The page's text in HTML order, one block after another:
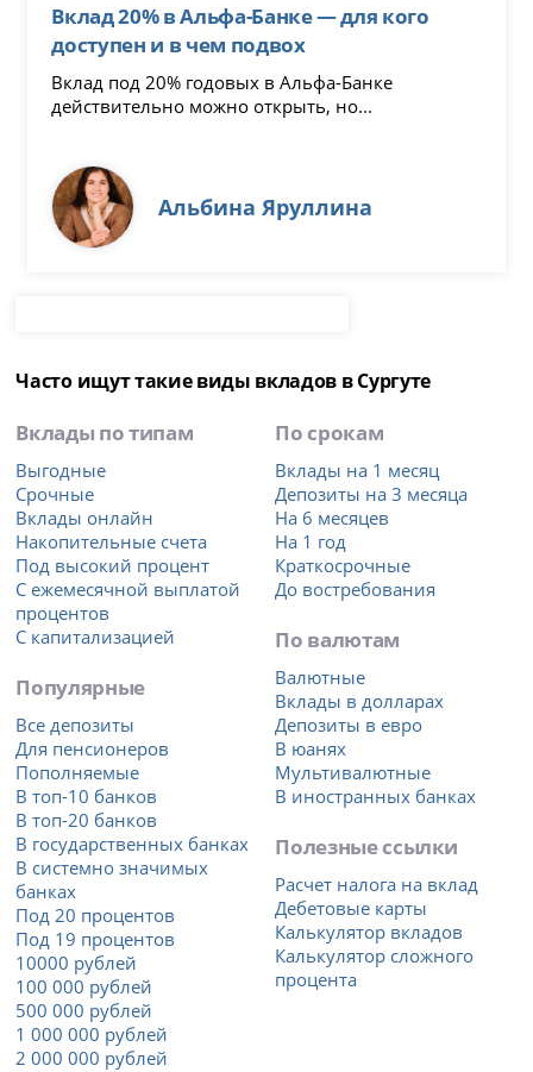
Вклад 20% в Альфа-Банке — для кого
доступен и в чем подвох
Вклад под 20% годовых в Альфа-Банке
действительно можно открыть, но...
Альбина Яруллина
Часто ищут такие виды вкладов в Сургуте
Вклады по типам
Выгодные
Срочные
Вклады онлайн
Накопительные счета
Под высокий процент
С ежемесячной выплатой
процентов
С капитализацией
Популярные
Все депозиты
Для пенсионеров
Пополняемые
В топ-10 банков
В топ-20 банков
В государственных банках
В системно значимых
банках
Под 20 процентов
Под 19 процентов
10000 рублей
100 000 рублей
500 000 рублей
1 000 000 рублей
2 000 000 рублей
По срокам
Вклады на 1 месяц
Депозиты на 3 месяца
На 6 месяцев
На 1 год
Краткосрочные
До востребования
По валютам
Валютные
Вклады в долларах
Депозиты в евро
В юанях
Мультивалютные
В иностранных банках
Полезные ссылки
Расчет налога на вклад
Дебетовые карты
Калькулятор вкладов
Калькулятор сложного
процента